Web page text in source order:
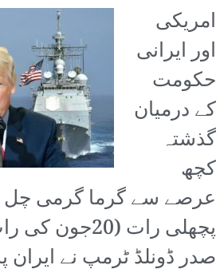
امریکی
اور ایرانی
حکومت
کے درمیان
گذشتہ
کچھ
عرصے سے گرما گرمی
پچھلی رات
صدر ڈونلڈ ٹرمپ نے ایران